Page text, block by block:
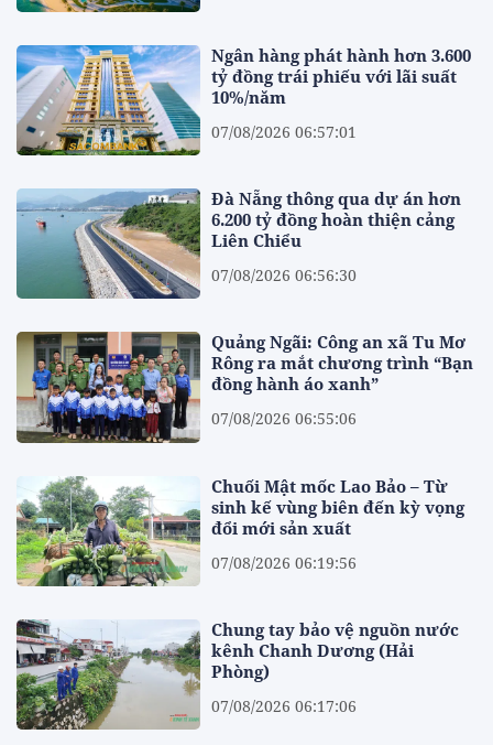
Ngân hàng phát hành hơn 3.600
tỷ đồng trái phiếu với lãi suất
10%/năm
07/08/2026 06:57:01
Đà Nẵng thông qua dự án hơn
6.200 tỷ đồng hoàn thiện cảng
Liên Chiểu
07/08/2026 06:56:30
Quảng Ngãi: Công an xã Tu Mơ
Rông ra mắt chương trình “Bạn
đồng hành áo xanh”
07/08/2026 06:55:06
Chuối Mật mốc Lao Bảo – Từ
sinh kế vùng biên đến kỳ vọng
đổi mới sản xuất
07/08/2026 06:19:56
Chung tay bảo vệ nguồn nước
kênh Chanh Dương (Hải
Phòng)
07/08/2026 06:17:06